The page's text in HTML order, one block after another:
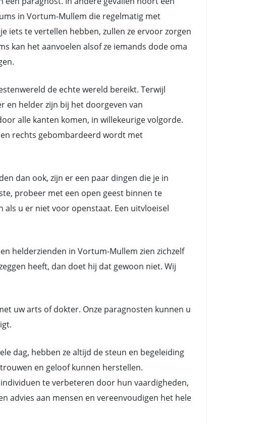
in Vortum-Mullem die regelmatig met
iets te vertellen hebben, zullen ze ervoor zorgen
kan het aanvoelen alsof ze iemands dode oma
de echte wereld bereikt. Terwijl
en helder zijn bij het doorgeven van
alle kanten komen, in willekeurige volgorde.
rechts gebombardeerd wordt met
dan ook, zijn er een paar dingen die je in
probeer met een open geest binnen te
u er niet voor openstaat. Een uitvloeisel
helderzienden in Vortum-Mullem zien zichzelf
heeft, dan doet hij dat gewoon niet. Wij
uw arts of dokter. Onze paragnosten kunnen u
dag, hebben ze altijd de steun en begeleiding
en geloof kunnen herstellen.
te verbeteren door hun vaardigheden,
advies aan mensen en vereenvoudigen het hele